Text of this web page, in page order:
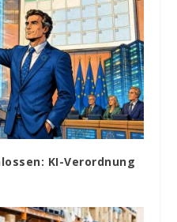
KI-Verordnung